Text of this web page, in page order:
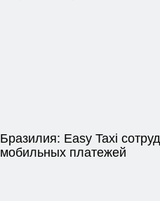
Бразилия: Easy Taxi
мобильных платежей